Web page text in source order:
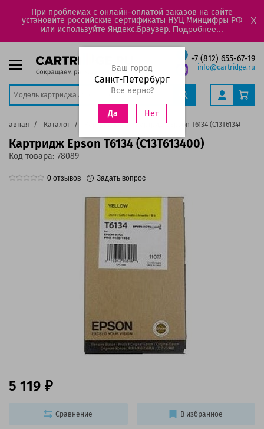
При проблемах с онлайн-оплатой заказов на сайте
установите российские сертификаты НУЦ Минцифры РФ
или используйте Яндекс.Браузер. Подробнее...
X
+7 (812) 655-67-19
info@cartridge.ru
Ваш город
Санкт-Петербург
Все верно?
Да Нет
Главная Каталог Картриджи Картридж Epson T6134 (C13T613400)
Картридж Epson T6134 (C13T613400)
Код товара: 78089
0 отзывов Задать вопрос
5 119
Сравнение В избранное